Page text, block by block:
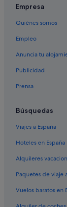
Hoteles cerca
Casas
Albergues en
Apartoteles en
Albergues en
Hoteles
Barcelo
Iberostar
Bahia Principe
Hoteles con
Nh Hotels en
Empresa
Quiénes somos
Empleo
Anuncia tu
Publicidad
Prensa
Búsquedas
Viajes a España
Hoteles en España
Alquileres
Paquetes de viaje
Vuelos baratos en